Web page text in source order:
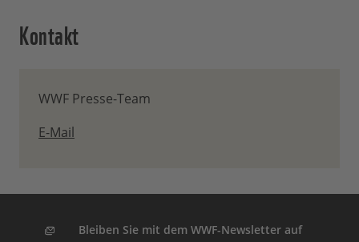
Kontakt
WWF Presse-Team
E-Mail
Bleiben Sie mit dem WWF-Newsletter auf